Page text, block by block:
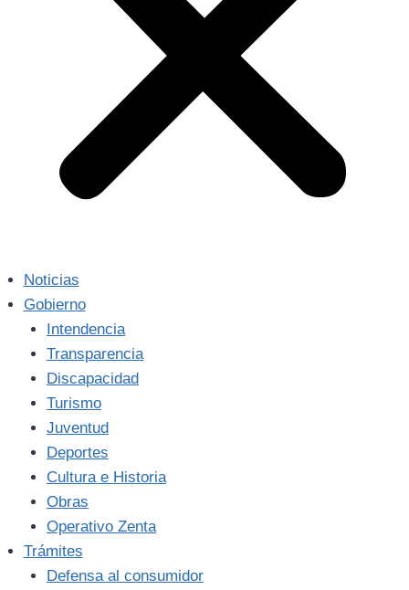
Noticias
Gobierno
Intendencia
Transparencia
Discapacidad
Turismo
Juventud
Deportes
Cultura e Historia
Obras
Operativo Zenta
Trámites
Defensa al consumidor